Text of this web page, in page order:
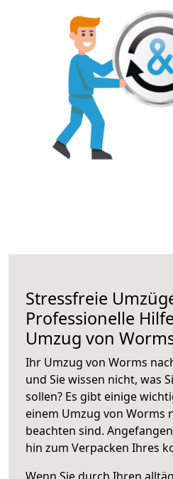
Stressfreie
Professionelle
Umzug von
Ihr Umzug von Worms
und Sie wissen nicht, was
sollen? Es gibt einige
einem Umzug von Worms
beachten sind.
hin zum Verpacken Ihres